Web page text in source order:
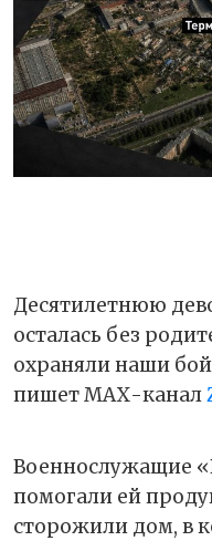
Десятилетнюю
осталась без
охраняли наши
пишет МАХ-канал
Военнослужащие
помогали ей
сторожили дом, в